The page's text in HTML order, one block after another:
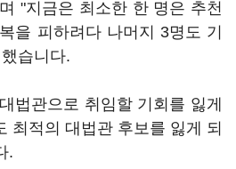
"지금은 최소한 한 명은 추천
을 피하려다 나머지 3명도 기
습니다.
법관으로 취임할 기회를 잃게
최적의 대법관 후보를 잃게 되
.